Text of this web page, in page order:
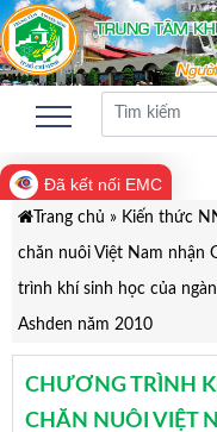
Đã kết nối EMC
Trang chủ » Kiến thức
chăn nuôi Việt Nam nhận
trình khí sinh học của
Ashden năm 2010
CHƯƠNG TRÌNH
CHĂN NUÔI VIỆT